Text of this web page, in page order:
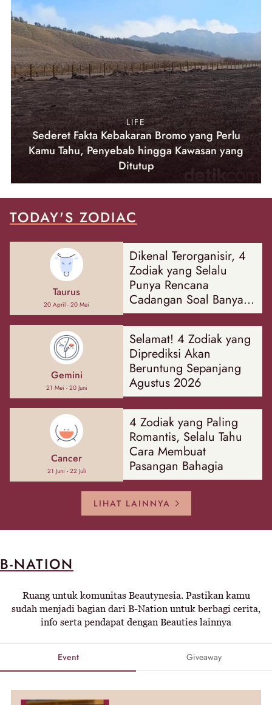
LIFE
Sederet Fakta Kebakaran Bromo yang Perlu
Kamu Tahu, Penyebab hingga Kawasan yang
Ditutup
TODAY'S ZODIAC
Taurus
20 April - 20 Mei
Dikenal Terorganisir, 4
Zodiak yang Selalu
Punya Rencana
Cadangan Soal Banyak
Hal
Gemini
21 Mei - 20 Juni
Selamat! 4 Zodiak yang
Diprediksi Akan
Beruntung Sepanjang
Agustus 2026
Cancer
21 Juni - 22 Juli
4 Zodiak yang Paling
Romantis, Selalu Tahu
Cara Membuat
Pasangan Bahagia
LIHAT LAINNYA
B-NATION
Ruang untuk komunitas Beautynesia. Pastikan kamu
sudah menjadi bagian dari B-Nation untuk berbagi cerita,
info serta pendapat dengan Beauties lainnya
Event Giveaway